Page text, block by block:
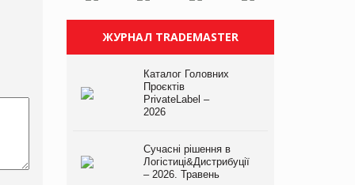
ЖУРНАЛ TRADEMASTER
Каталог Головних
Проєктів
PrivateLabel –
2026
Сучасні рішення в
Логістиці&Дистрибуції
– 2026. Травень